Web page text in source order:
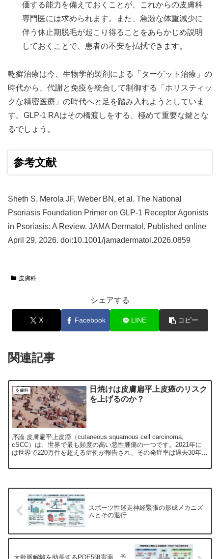
価する能力を備えておくことが、これからの皮膚科
専門医には求められます。また、急激な体重減少に
伴う休止期脱毛が起こり得ることをあらかじめ説明
しておくことで、患者の不安を払拭できます。
乾癬治療は今、生物学的製剤による「ターゲット治療」の
時代から、代謝と免疫を統合して制御する「ホリスティッ
クな精密医療」の時代へと足を踏み入れようとしていま
す。GLP-1 RAはその橋渡しをする、極めて重要な鍵とな
るでしょう。
参考文献
Sheth S, Merola JF, Weber BN, et al. The National
Psoriasis Foundation Primer on GLP-1 Receptor Agonists
in Psoriasis: A Review. JAMA Dermatol. Published online
April 29, 2026. doi:10.1001/jamadermatol.2026.0859
皮膚科
シェアする
X Facebook LINE コピー
関連記事
皮膚科
日焼けは皮膚扁平上皮癌のリスク
を上げるのか？
序論 皮膚扁平上皮癌（cutaneous squamous cell carcinoma,
cSCC）は、世界で最も頻度の高い悪性腫瘍の一つです。2021年に
は世界で220万件を超える症例が報告され、その発症率は過去30年間
スポーツ性迷走神経緊張の形成メカニズ
ムとその退行
大動脈解離を助長するPDE5阻害薬、予